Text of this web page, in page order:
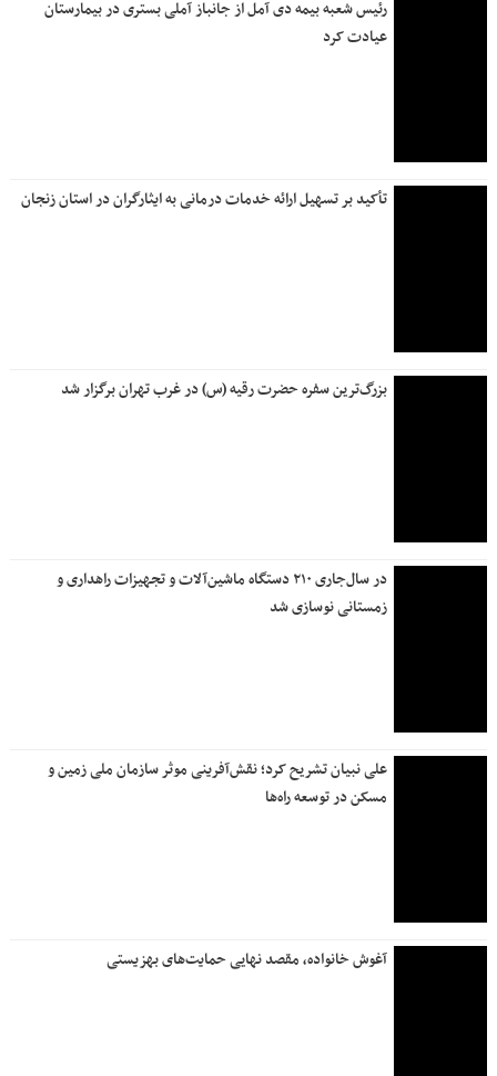
رئیس شعبه بیمه دی آمل از جانباز آملی بستری در بیمارستان
عیادت کرد
تأکید بر تسهیل ارائه خدمات درمانی به ایثارگران در استان زنجان
بزرگ‌ترین سفره حضرت رقیه (س) در غرب تهران برگزار شد
در سال‌جاری ۲۱۰ دستگاه ماشین‌آلات و تجهیزات راهداری و
زمستانی نوسازی شد
علی نبیان تشریح کرد؛ نقش‌آفرینی موثر سازمان ملی زمین و
مسکن در توسعه راه‌ها
آغوش خانواده، مقصد نهایی حمایت‌های بهزیستی